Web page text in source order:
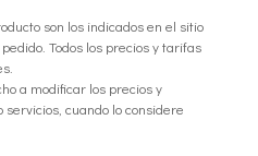
son los indicados en el sitio
Todos los precios y tarifas
a modificar los precios y
cuando lo considere